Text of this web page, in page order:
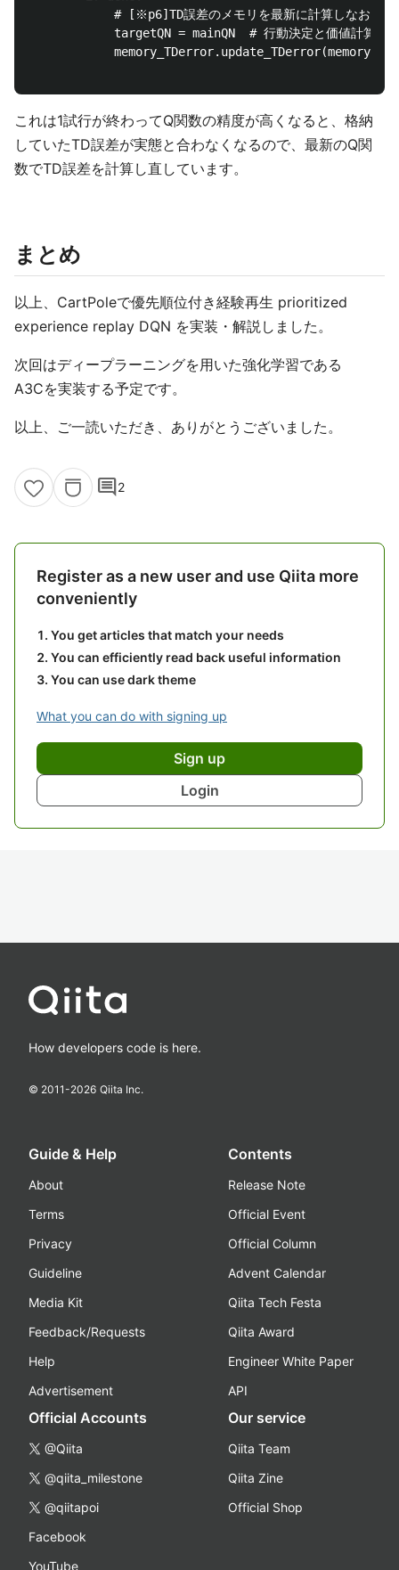
            # [※p6]TD誤差のメモリを最新に計算しなおす
targetQN = mainQN  # 行動決定と価値計算のQ
memory_TDerror.update_TDerror(memory,
これは1試行が終わってQ関数の精度が高くなると、格納
していたTD誤差が実態と合わなくなるので、最新のQ関
数でTD誤差を計算し直しています。
まとめ
以上、CartPoleで優先順位付き経験再生 prioritized
experience replay DQN を実装・解説しました。
次回はディープラーニングを用いた強化学習である
A3Cを実装する予定です。
以上、ご一読いただき、ありがとうございました。
comment2
Register as a new user and use Qiita more
conveniently
You get articles that match your needs
You can efficiently read back useful information
You can use dark theme
What you can do with signing up
Sign up
Login
How developers code is here.
© 2011-2026 Qiita Inc.
Guide & Help
About
Terms
Privacy
Guideline
Media Kit
Feedback/Requests
Help
Advertisement
Contents
Release Note
Official Event
Official Column
Advent Calendar
Qiita Tech Festa
Qiita Award
Engineer White Paper
API
Official Accounts
@Qiita
@qiita_milestone
@qiitapoi
Facebook
YouTube
Our service
Qiita Team
Qiita Zine
Official Shop